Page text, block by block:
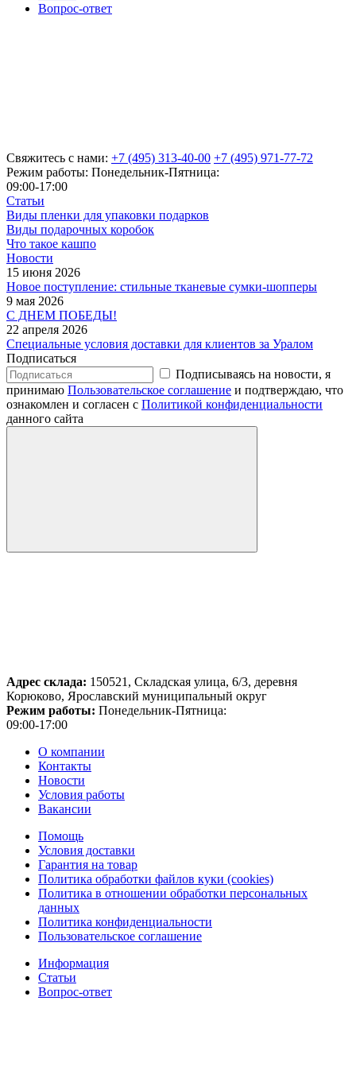
Вопрос-ответ
Свяжитесь с нами: +7 (495) 313-40-00 +7 (495) 971-77-72
Режим работы: Понедельник-Пятница:
09:00-17:00
Статьи
Виды пленки для упаковки подарков
Виды подарочных коробок
Что такое кашпо
Новости
15 июня 2026
Новое поступление: стильные тканевые сумки-шопперы
9 мая 2026
С ДНЕМ ПОБЕДЫ!
22 апреля 2026
Специальные условия доставки для клиентов за Уралом
Подписаться
Подписываясь на новости, я
принимаю Пользовательское соглашение и подтверждаю, что
ознакомлен и согласен с Политикой конфиденциальности
данного сайта
Адрес склада: 150521, Складская улица, 6/3, деревня
Корюково, Ярославский муниципальный округ
Режим работы: Понедельник-Пятница:
09:00-17:00
О компании
Контакты
Новости
Условия работы
Вакансии
Помощь
Условия доставки
Гарантия на товар
Политика обработки файлов куки (cookies)
Политика в отношении обработки персональных
данных
Политика конфиденциальности
Пользовательское соглашение
Информация
Статьи
Вопрос-ответ